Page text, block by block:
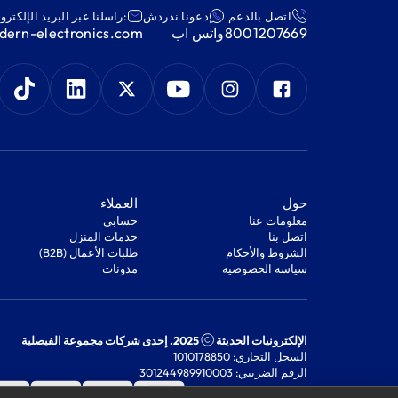
اتصل بالدعم
8001207669
دعونا ندردش
واتس اب
:راسلنا عبر البريد
electronics.com
‫حول‬
معلومات عنا
اتصل بنا
‫الشروط والأحكام‬
‫سياسة الخصوصية‬
‫العملاء‬
‫حسابي‬
‫خدمات المنزل‬
‫طلبات الأعمال (B2B)‬
مدونات
الإلكترونيات الحديثة
2025. إحدى شركات مجموعة الفيصلية
السجل التجاري: 1010178850
الرقم الضريبي: 301244989910003